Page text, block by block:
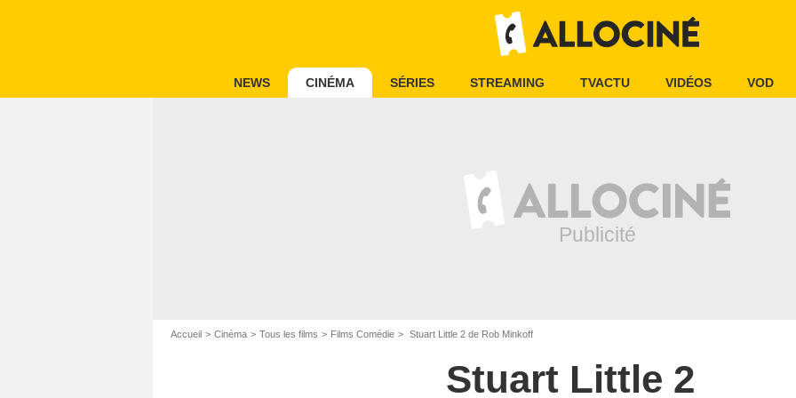
NEWS CINÉMA SÉRIES STREAMING TVACTU VIDÉOS VOD
Accueil Cinéma Tous les films Films Comédie Stuart Little 2 de Rob Minkoff
Stuart Little 2